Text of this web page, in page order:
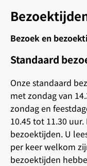
Bezoek en
Standaard
Onze standaard
met zondag van
zondag en
10.45 tot 11.30
bezoektijden. U
per keer welkom
bezoektijden